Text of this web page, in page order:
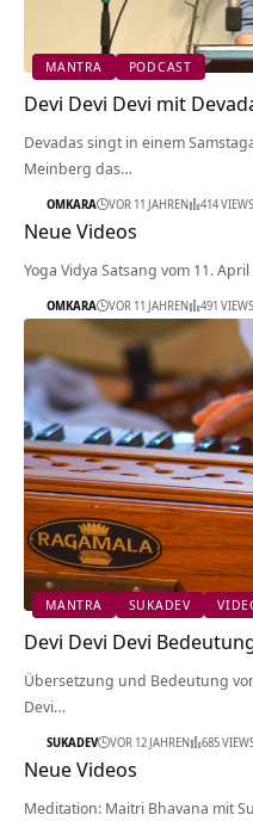
MANTRA PODCAST
Devi Devi Devi mit
Devadas singt in einem
Meinberg das…
OMKARA VOR 11 JAHREN 414 VIEWS
Neue Videos
Yoga Vidya Satsang vom 11.
OMKARA VOR 11 JAHREN 491 VIEWS
MANTRA SUKADEV
Devi Devi Devi
Übersetzung und Bedeutung
Devi…
SUKADEV VOR 12 JAHREN 685
Neue Videos
Meditation: Maitri Bhavana mit